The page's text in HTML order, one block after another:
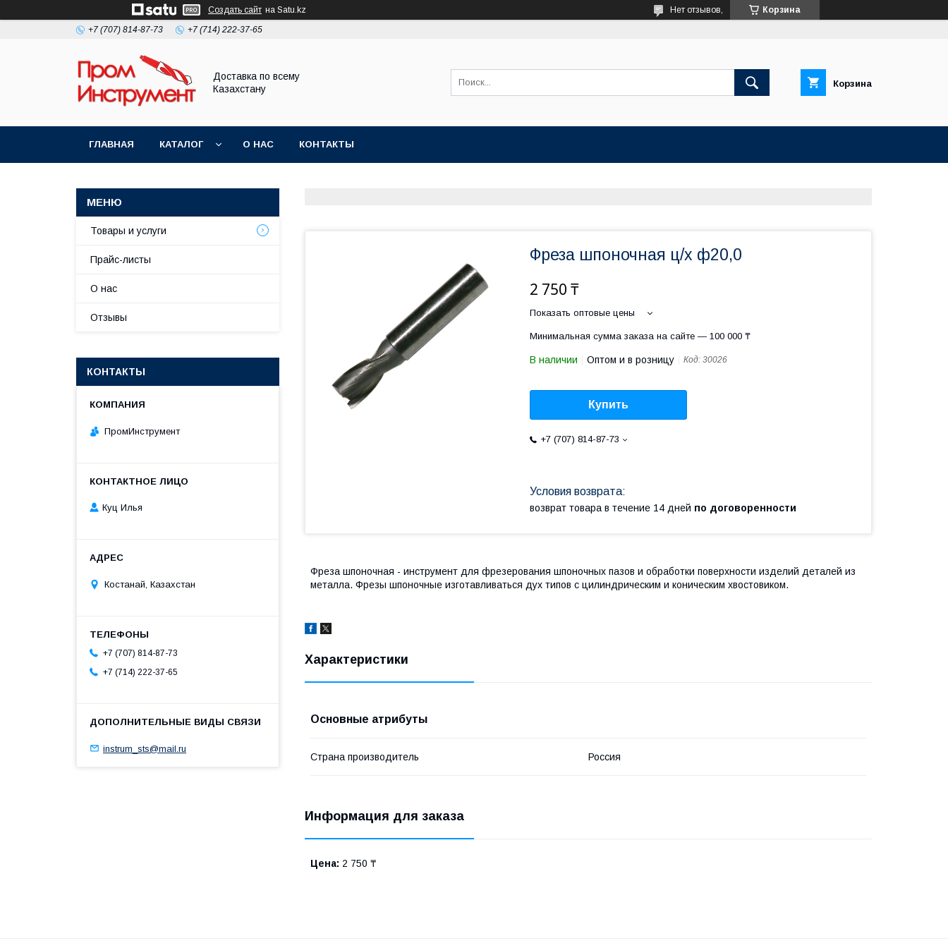
Создать сайт на Satu.kz Корзина
Нет отзывов,
+7 (707) 814-87-73 +7 (714) 222-37-65
Доставка по всему
Казахстану
Корзина
ГЛАВНАЯ КАТАЛОГ О НАС КОНТАКТЫ
Фреза шпоночная ц/х ф20,0
2 750 ₸
Показать оптовые цены
Минимальная сумма заказа на сайте — 100 000 ₸
В наличии Оптом и в розницу Код: 30026
Купить
+7 (707) 814-87-73
возврат товара в течение 14 дней по договоренности
Фреза шпоночная - инструмент для фрезерования шпоночных пазов и обработки поверхности изделий деталей из
металла. Фрезы шпоночные изготавливаться дух типов с цилиндрическим и коническим хвостовиком.
Характеристики
Основные атрибуты
Страна производитель Россия
Информация для заказа
Цена: 2 750 ₸
Товары и услуги
Прайс-листы
О нас
Отзывы
КОНТАКТЫ
ПромИнструмент
Куц Илья
Костанай, Казахстан
+7 (707) 814-87-73
+7 (714) 222-37-65
instrum_sts@mail.ru